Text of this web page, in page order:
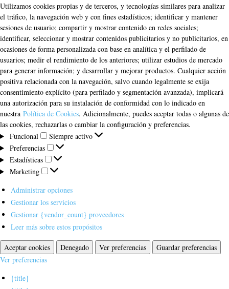
Utilizamos cookies propias y de terceros, y tecnologías similares para analizar
el tráfico, la navegación web y con fines estadísticos; identificar y mantener
sesiones de usuario; compartir y mostrar contenido en redes sociales;
identificar, seleccionar y mostrar contenidos publicitarios y no publicitarios, en
ocasiones de forma personalizada con base en analítica y el perfilado de
usuarios; medir el rendimiento de los anteriores; utilizar estudios de mercado
para generar información; y desarrollar y mejorar productos. Cualquier acción
positiva relacionada con la navegación, salvo cuando legalmente se exija
consentimiento explícito (para perfilado y segmentación avanzada), implicará
una autorización para su instalación de conformidad con lo indicado en
nuestra Política de Cookies. Adicionalmente, puedes aceptar todas o algunas de
las cookies, rechazarlas o cambiar la configuración y preferencias.
Funcional
Funcional
Siempre activo
Preferencias
Preferencias
Estadísticas
Estadísticas
Marketing
Marketing
Administrar opciones
Gestionar los servicios
Gestionar {vendor_count} proveedores
Leer más sobre estos propósitos
Aceptar cookies Denegado Ver preferencias
Guardar preferencias
Ver preferencias
{title}